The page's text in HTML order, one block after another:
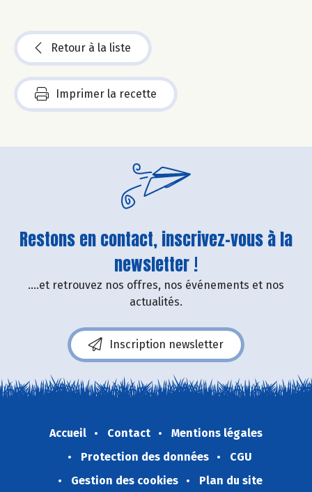
Retour à la liste
Imprimer la recette
Restons en contact, inscrivez-vous à la
newsletter !
....et retrouvez nos offres, nos événements et nos
actualités.
Inscription newsletter
Accueil Contact
Mentions légales
Protection des données
CGU
Gestion des cookies
Plan du site